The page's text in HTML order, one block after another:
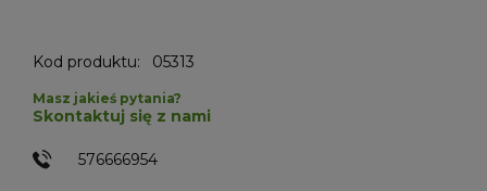
Kod produktu: 05313
Masz jakieś pytania?
Skontaktuj się z nami
576666954